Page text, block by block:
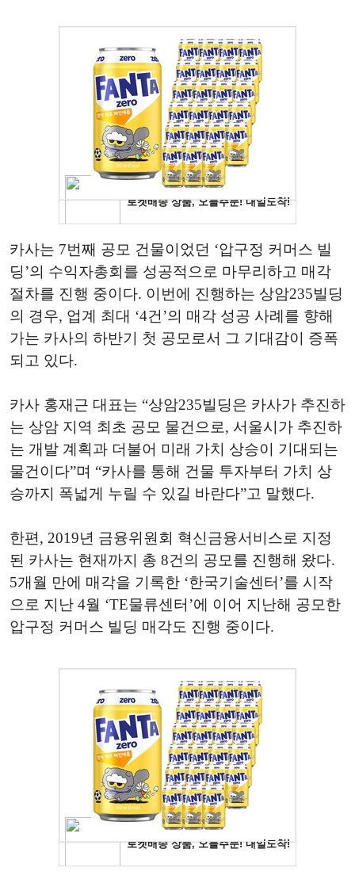
카사는 7번째 공모 건물이었던 ‘압구정 커머스 빌
딩’의 수익자총회를 성공적으로 마무리하고 매각
절차를 진행 중이다. 이번에 진행하는 상암235빌딩
의 경우, 업계 최대 ‘4건’의 매각 성공 사례를 향해
가는 카사의 하반기 첫 공모로서 그 기대감이 증폭
되고 있다.
카사 홍재근 대표는 “상암235빌딩은 카사가 추진하
는 상암 지역 최초 공모 물건으로, 서울시가 추진하
는 개발 계획과 더불어 미래 가치 상승이 기대되는
물건이다”며 “카사를 통해 건물 투자부터 가치 상
승까지 폭넓게 누릴 수 있길 바란다”고 말했다.
한편, 2019년 금융위원회 혁신금융서비스로 지정
된 카사는 현재까지 총 8건의 공모를 진행해 왔다.
5개월 만에 매각을 기록한 ‘한국기술센터’를 시작
으로 지난 4월 ‘TE물류센터’에 이어 지난해 공모한
압구정 커머스 빌딩 매각도 진행 중이다.